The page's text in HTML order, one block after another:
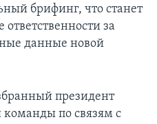
брифинг, что станет
за
данные новой
президент
команды по связям с